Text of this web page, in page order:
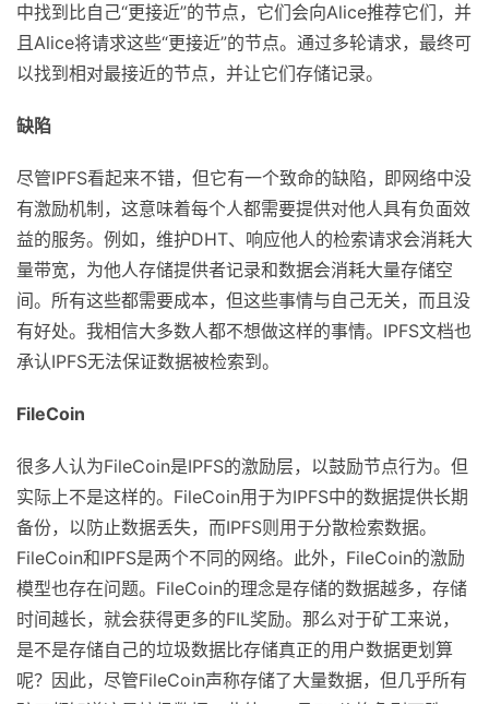
点，并请求它们保存记录。如果这些节点在它们自己的DHT
中找到比自己“更接近”的节点，它们会向Alice推荐它们，并
且Alice将请求这些“更接近”的节点。通过多轮请求，最终可
尽管IPFS看起来不错，但它有一个致命的缺陷，即网络中没
有激励机制，这意味着每个人都需要提供对他人具有负面效
益的服务。例如，维护DHT、响应他人的检索请求会消耗大
量带宽，为他人存储提供者记录和数据会消耗大量存储空
间。所有这些都需要成本，但这些事情与自己无关，而且没
有好处。我相信大多数人都不想做这样的事情。IPFS文档也
很多人认为FileCoin是IPFS的激励层，以鼓励节点行为。但
实际上不是这样的。FileCoin用于为IPFS中的数据提供长期
备份，以防止数据丢失，而IPFS则用于分散检索数据。
FileCoin和IPFS是两个不同的网络。此外，FileCoin的激励
模型也存在问题。FileCoin的理念是存储的数据越多，存储
时间越长，就会获得更多的FIL奖励。那么对于矿工来说，
是不是存储自己的垃圾数据比存储真正的用户数据更划算